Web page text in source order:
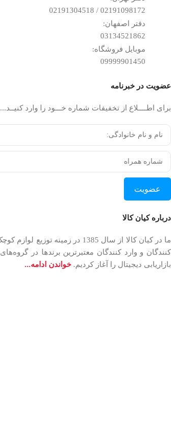
02191098172 / 02191304518
دفتر اصفهان:
03134521862
موبایل فروشگاه:
09999901450
عضویت در خبرنامه
برای اطــــلاع از تخفیفات شماره خـــود را وارد کنیــد...
عضویت
درباره کیان کالا
بازاریابی دیجیتال را آغاز کردیم. خواندن ادامه...